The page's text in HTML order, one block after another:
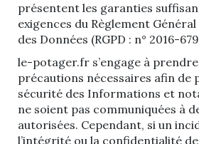
présentent les garanties
exigences du Règlement
des Données (RGPD : n° 2016-
le-potager.fr s’engage à
précautions nécessaires afin de
sécurité des Informations et
ne soient pas communiquées à
autorisées. Cependant, si un
l’intégrité ou la confidentialité